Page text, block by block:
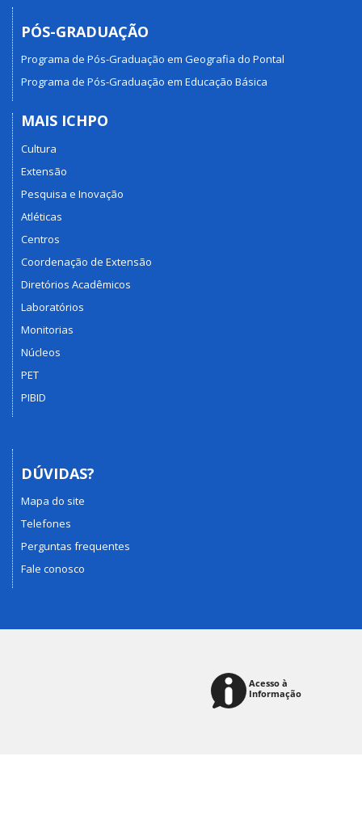
PÓS-GRADUAÇÃO
Programa de Pós-Graduação em Geografia do Pontal
Programa de Pós-Graduação em Educação Básica
MAIS ICHPO
Cultura
Extensão
Pesquisa e Inovação
Atléticas
Centros
Coordenação de Extensão
Diretórios Acadêmicos
Laboratórios
Monitorias
Núcleos
PET
PIBID
DÚVIDAS?
Mapa do site
Telefones
Perguntas frequentes
Fale conosco